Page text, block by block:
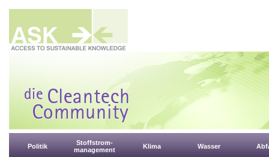
Politik
Stoffstrom-
management
Klima Wasser